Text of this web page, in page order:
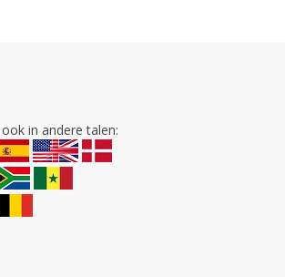
in andere talen: